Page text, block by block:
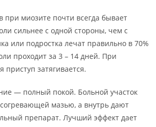
при миозите почти всегда бывает
сильнее с одной стороны, чем с
или подростка лечат правильно в 70%
проходит за 3 – 14 дней. При
приступ затягивается.
— полный покой. Больной участок
мазью, а внутрь дают
препарат. Лучший эффект дает